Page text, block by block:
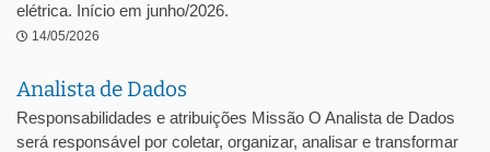
elétrica. Início em junho/2026.
14/05/2026
Analista de Dados
Responsabilidades e atribuições Missão O Analista de Dados
será responsável por coletar, organizar, analisar e transformar